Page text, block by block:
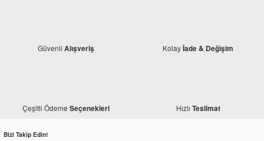
Bajaj
Güvenli Alışveriş Kolayİade & Değişim
Çeşitli Ödeme Seçenekleri Hızlı Teslimat
Bizi Takip Edin!